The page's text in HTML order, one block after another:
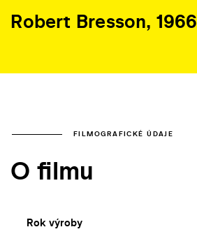
Robert Bresson, 1966
FILMOGRAFICKÉ ÚDAJE
O filmu
Rok výroby